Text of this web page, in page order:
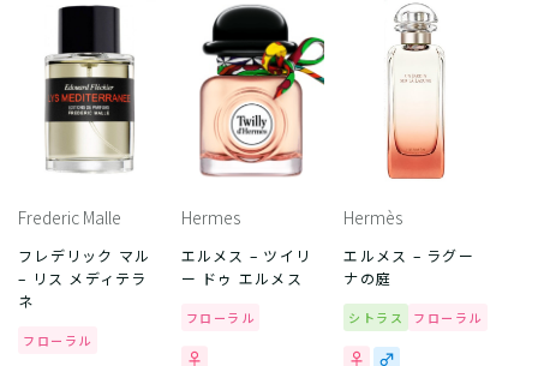
Frederic Malle
フレデリック マル
– リス メディテラ
ネ
フローラル
Hermes
エルメス – ツイリ
ー ドゥ エルメス
フローラル
Hermès
エルメス – ラグー
ナの庭
シトラス フローラル